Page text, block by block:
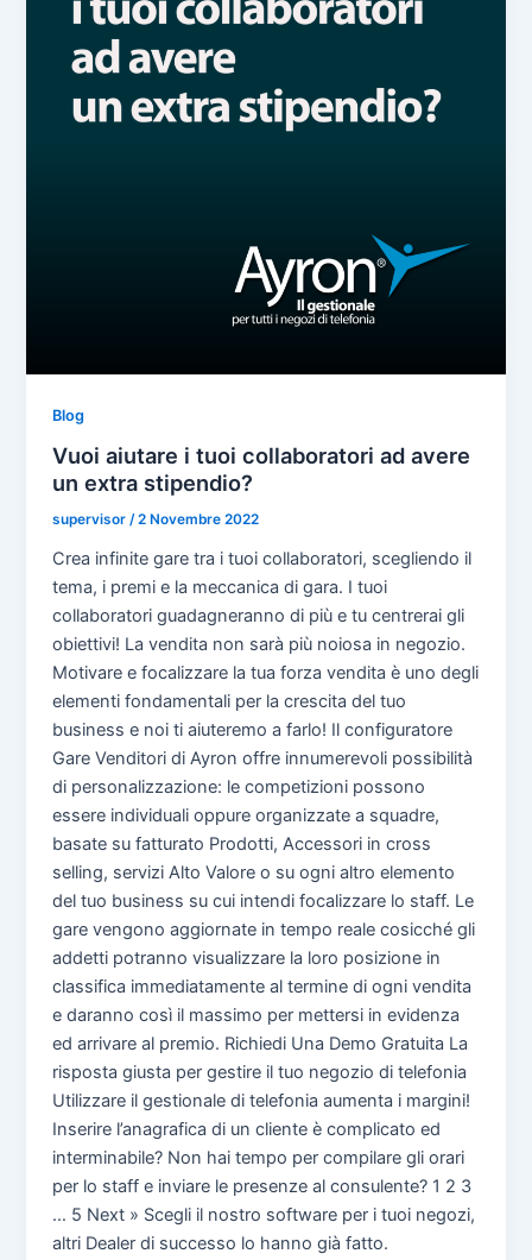
Blog
Vuoi aiutare i tuoi collaboratori ad avere
un extra stipendio?
supervisor/2 Novembre 2022
Crea infinite gare tra i tuoi collaboratori, scegliendo il
tema, i premi e la meccanica di gara. I tuoi
collaboratori guadagneranno di più e tu centrerai gli
obiettivi! La vendita non sarà più noiosa in negozio.
Motivare e focalizzare la tua forza vendita è uno degli
elementi fondamentali per la crescita del tuo
business e noi ti aiuteremo a farlo! Il configuratore
Gare Venditori di Ayron offre innumerevoli possibilità
di personalizzazione: le competizioni possono
essere individuali oppure organizzate a squadre,
basate su fatturato Prodotti, Accessori in cross
selling, servizi Alto Valore o su ogni altro elemento
del tuo business su cui intendi focalizzare lo staff. Le
gare vengono aggiornate in tempo reale cosicché gli
addetti potranno visualizzare la loro posizione in
classifica immediatamente al termine di ogni vendita
e daranno così il massimo per mettersi in evidenza
ed arrivare al premio. Richiedi Una Demo Gratuita La
risposta giusta per gestire il tuo negozio di telefonia
Utilizzare il gestionale di telefonia aumenta i margini!
Inserire l’anagrafica di un cliente è complicato ed
interminabile? Non hai tempo per compilare gli orari
per lo staff e inviare le presenze al consulente? 1 2 3
… 5 Next » Scegli il nostro software per i tuoi negozi,
altri Dealer di successo lo hanno già fatto.